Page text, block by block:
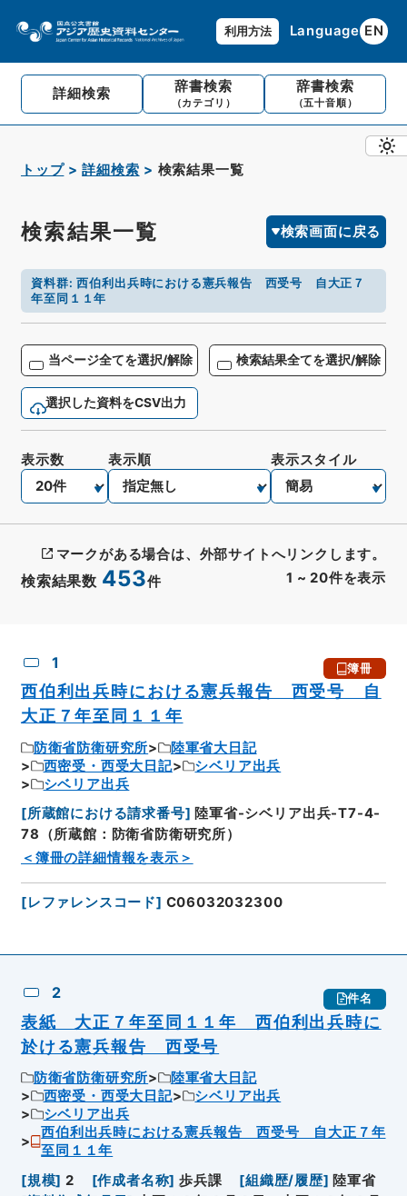
利用方法 Language EN
詳細検索 辞書検索
（カテゴリ）
辞書検索
（五十音順）
トップ 詳細検索 検索結果一覧
検索結果一覧 検索画面に戻る
資料群:西伯利出兵時における憲兵報告 西受号 自大正７
年至同１１年
当ページ全てを選択/解除 検索結果全てを選択/解除
選択した資料をCSV出力
検索結果数 453件 1 ~ 20件を表示
表示数 表示順 表示スタイル
マークがある場合は、外部サイトへリンクします。
1 簿冊
西伯利出兵時における憲兵報告 西受号 自
大正７年至同１１年
防衛省防衛研究所
陸軍省大日記
西密受・西受大日記
シベリア出兵
シベリア出兵
[所蔵館における請求番号] 陸軍省-シベリア出兵-T7-4-
78（所蔵館：防衛省防衛研究所）
＜簿冊の詳細情報を表示＞
[レファレンスコード] C06032032300
2 件名
表紙 大正７年至同１１年 西伯利出兵時に
於ける憲兵報告 西受号
防衛省防衛研究所
陸軍省大日記
西密受・西受大日記
シベリア出兵
シベリア出兵
西伯利出兵時における憲兵報告 西受号 自大正７年
至同１１年
[規模] 2 [作成者名称] 歩兵課 [組織歴/履歴] 陸軍省